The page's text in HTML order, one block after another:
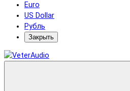
Euro
US Dollar
Рубль
Закрыть